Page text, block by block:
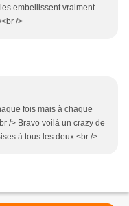
embellissent vraiment
/>
fois mais à chaque
/> Bravo voilà un crazy de
à tous les deux.<br />